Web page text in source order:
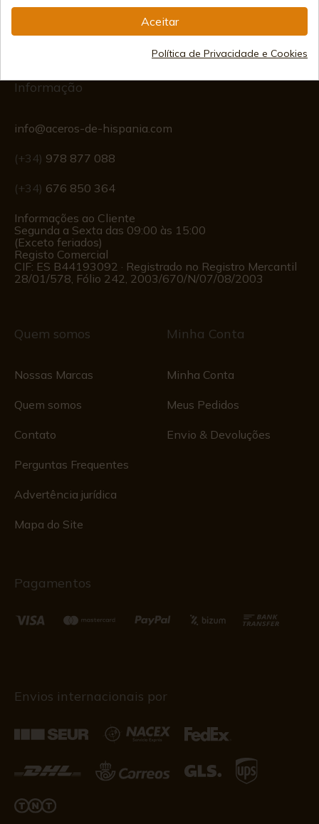
Informação
info@aceros-de-hispania.com
(+34) 978 877 088
(+34) 676 850 364
Informações ao Cliente
Segunda a Sexta das 09:00 às 15:00
(Exceto feriados)
Registo Comercial
CIF: ES B44193092 · Registrado no Registro Mercantil
28/01/578, Fólio 242, 2003/670/N/07/08/2003
Quem somos
Nossas Marcas
Quem somos
Contato
Perguntas Frequentes
Advertência jurídica
Mapa do Site
Minha Conta
Minha Conta
Meus Pedidos
Envio & Devoluções
Pagamentos
Envios internacionais por
Aceitar
Política de Privacidade e Cookies